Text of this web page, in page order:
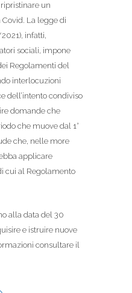
un
La legge di
infatti,
sociali, impone
Regolamenti del
interlocuzioni
dell’intento condiviso
domande che
che muove dal 1°
che, nelle more
applicare
cui al Regolamento
alla data del 30
e istruire nuove
consultare il